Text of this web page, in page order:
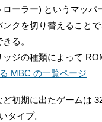
ローラー) というマッパ
ンクを切り替えること
る。
ッジの種類によって
MBC の一覧ページ
ど初期に出たゲームは
タイプ。